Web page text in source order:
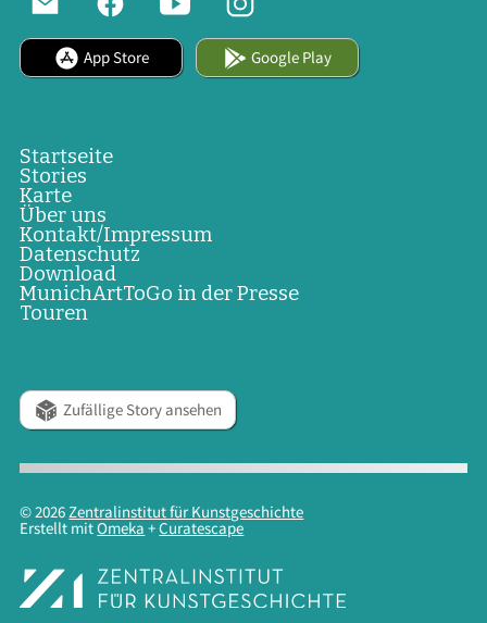
App Store Google Play
Startseite
Stories
Karte
Über uns
Kontakt/Impressum
Datenschutz
Download
MunichArtToGo in der Presse
Touren
Zufällige Story ansehen
© 2026 Zentralinstitut für Kunstgeschichte
Erstellt mitOmeka +Curatescape